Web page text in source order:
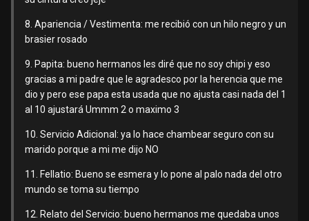
8. Apariencia / Vestimenta: me recibió con un hilo negro y un
brasier rosado
9. Papita: bueno hermanos les diré que no soy chipi y eso
gracias a mi padre que le agradesco por la herencia que me
dio y pero ese papa esta usada que no ajusta casi nada del 1
al 10 ajustará Ummm 2 o maximo 3
10. Servicio Adicional: ya lo hace chambear seguro con su
marido porque a mi me dijo NO
11. Fellatio: Bueno se esmera y lo pone al palo nada del otro
mundo se toma su tiempo
12. Relato del Servicio: bueno hermanos me quedaba unos